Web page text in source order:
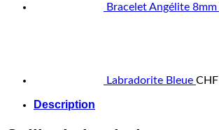
Bracelet Angélite 8mm
Labradorite Bleue CHF
Description